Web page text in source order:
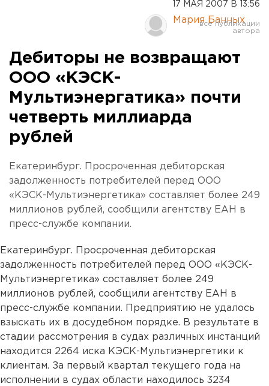
17 МАЯ 2007 В 13:56
Мария Банных
Дебиторы не возвращают
ООО «КЭСК-
Мультиэнергатика» почти
четверть миллиарда
рублей
Екатеринбург. Просроченная дебиторская
задолженность потребителей перед ООО
«КЭСК-Мультиэнергетика» составляет более 249
миллионов рублей, сообщили агентству ЕАН в
пресс-службе компании.
Екатеринбург. Просроченная дебиторская
задолженность потребителей перед ООО «КЭСК-
Мультиэнергетика» составляет более 249
миллионов рублей, сообщили агентству ЕАН в
пресс-службе компании. Предприятию не удалось
взыскать их в досудебном порядке. В результате в
стадии рассмотрения в судах различных инстанций
находится 2264 иска КЭСК-Мультиэнергетики к
клиентам. За первый квартал текущего года на
исполнении в судах области находилось 3234